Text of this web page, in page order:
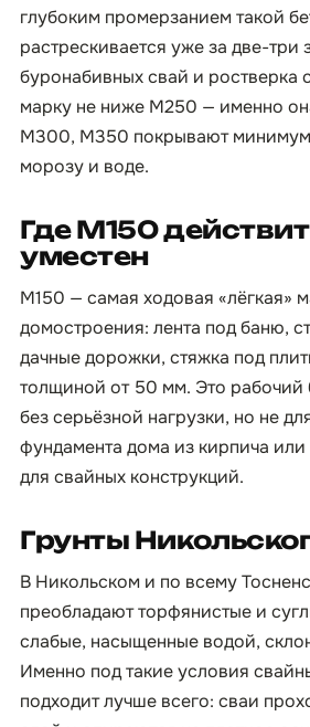
глубоким промерзанием такой
растрескивается уже за две-три
буронабивных свай и ростверка
марку не ниже М250 — именно
М300, М350 покрывают
морозу и воде.
Где М150
уместен
М150 — самая ходовая «лёгкая»
домостроения: лента под баню,
дачные дорожки, стяжка под
толщиной от 50 мм. Это рабочий
без серьёзной нагрузки, но не
фундамента дома из кирпича или
для свайных конструкций.
Грунты
В Никольском и по всему
преобладают торфянистые и
слабые, насыщенные водой,
Именно под такие условия
подходит лучше всего: сваи